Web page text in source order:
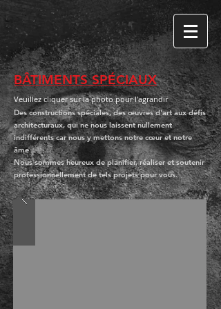
BÂTIMENTS SPÉCIAUX
Veuillez cliquer sur la photo pour l'agrandir
Des constructions spéciales, des œuvres d'art aux défis
architecturaux, qui ne nous laissent nullement
indifférents car nous y mettons notre cœur et notre
âme
Nous sommes heureux de planifier, réaliser et soutenir
professionnellement de tels projets pour vous.